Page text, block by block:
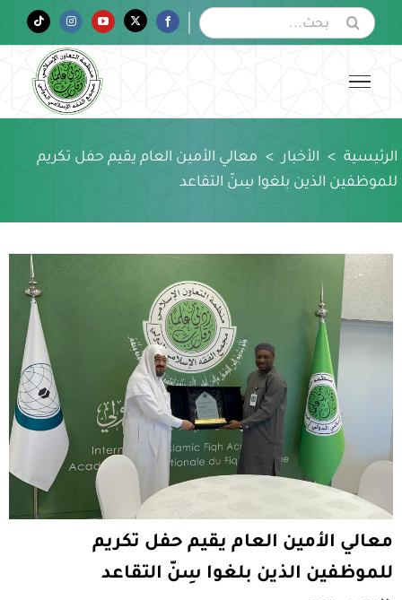
البحث
عن:
Facebook
Twitter
YouTube
Instagram
Tiktok
الرئيسية > الأخبار > معالي الأمين العام يقيم حفل تكريم
للموظفين الذين بلغوا سِنّ التقاعد
معالي الأمين العام يقيم حفل تكريم
للموظفين الذين بلغوا سِنّ التقاعد